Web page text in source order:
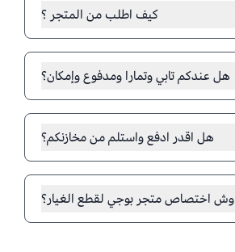
كيف اطلب من المتجر ؟
هل عندكم تابي وتمارا ومدفوع وإمكان؟
هل اقدر ادفع واستلم من مخازنكم؟
وش اختصاص متجر بوجي لقطع الغيار؟